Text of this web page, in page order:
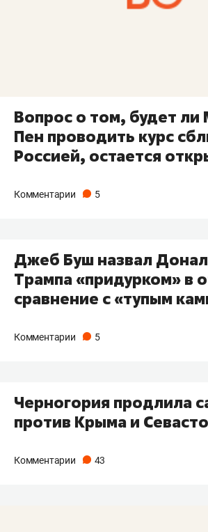
Вопрос о том, будет ли
Пен проводить курс
Россией, остается
Комментарии 5
Джеб Буш назвал
Трампа «придурком» в
сравнение с «тупым
Комментарии 5
Черногория продлила
против Крыма и
Комментарии 43